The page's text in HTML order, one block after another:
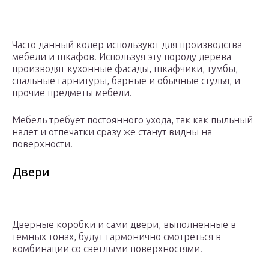
Часто данный колер используют для производства
мебели и шкафов. Используя эту породу дерева
производят кухонные фасады, шкафчики, тумбы,
спальные гарнитуры, барные и обычные стулья, и
прочие предметы мебели.
Мебель требует постоянного ухода, так как пыльный
налет и отпечатки сразу же станут видны на
поверхности.
Двери
Дверные коробки и сами двери, выполненные в
темных тонах, будут гармонично смотреться в
комбинации со светлыми поверхностями.